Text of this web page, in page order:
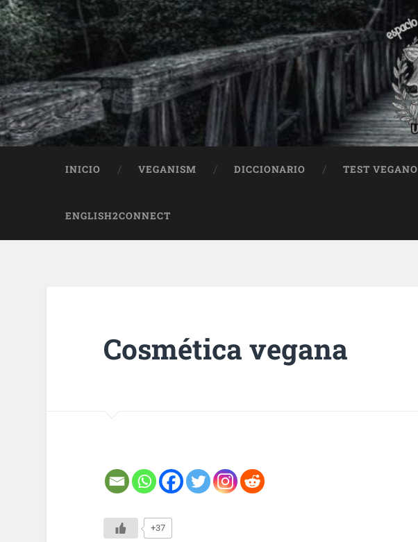
INICIO VEGANISM DICCIONARIO TEST VEGANO
ENGLISH2CONNECT
Cosmética vegana
+37